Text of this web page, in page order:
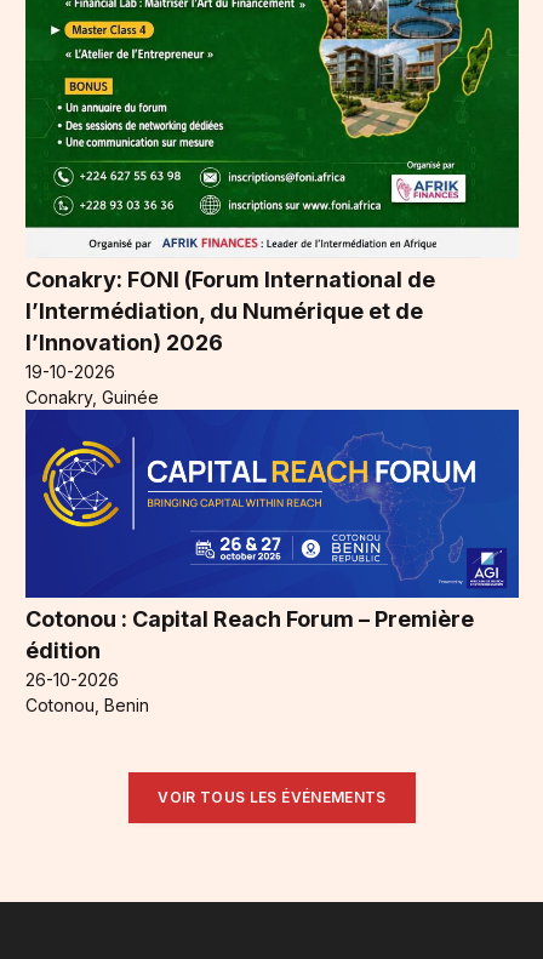
Conakry: FONI (Forum International de
l’Intermédiation, du Numérique et de
l’Innovation) 2026
19-10-2026
Conakry, Guinée
Cotonou : Capital Reach Forum – Première
édition
26-10-2026
Cotonou, Benin
VOIR TOUS LES ÉVÉNEMENTS